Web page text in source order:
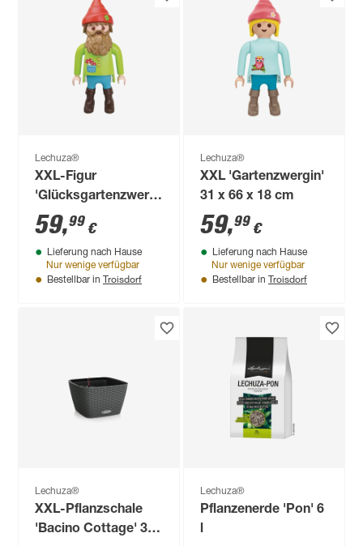
Lechuza®
XXL-Figur
'Glücksgartenzwerg'
33,4 x 68,4 x 27,5 cm
59,99 €
Lieferung nach Hause
Nur wenige verfügbar
Bestellbar in Troisdorf
Lechuza®
XXL 'Gartenzwergin'
31 x 66 x 18 cm
59,99 €
Lieferung nach Hause
Nur wenige verfügbar
Bestellbar in Troisdorf
Lechuza®
XXL-Pflanzschale
'Bacino Cottage' 30
Lechuza®
Pflanzenerde 'Pon' 6
l